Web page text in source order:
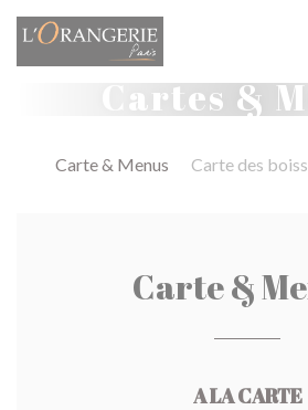
Personnalisation de vos choix en matière
Cartes &
Carte & Menus Carte des
Carte &
A LA CARTE